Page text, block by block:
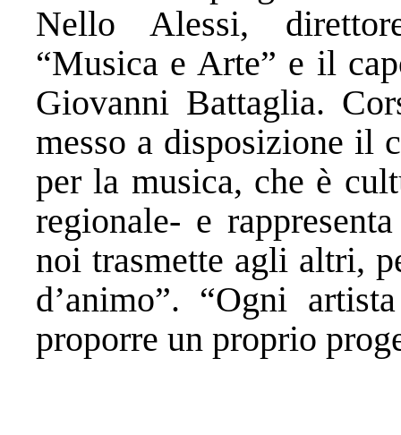
Nello Alessi,
“Musica e Arte” e il
Giovanni Battaglia.
messo a disposizione il
per la musica, che è
regionale- e
noi trasmette agli altri,
d’animo”. “Ogni
proporre un proprio